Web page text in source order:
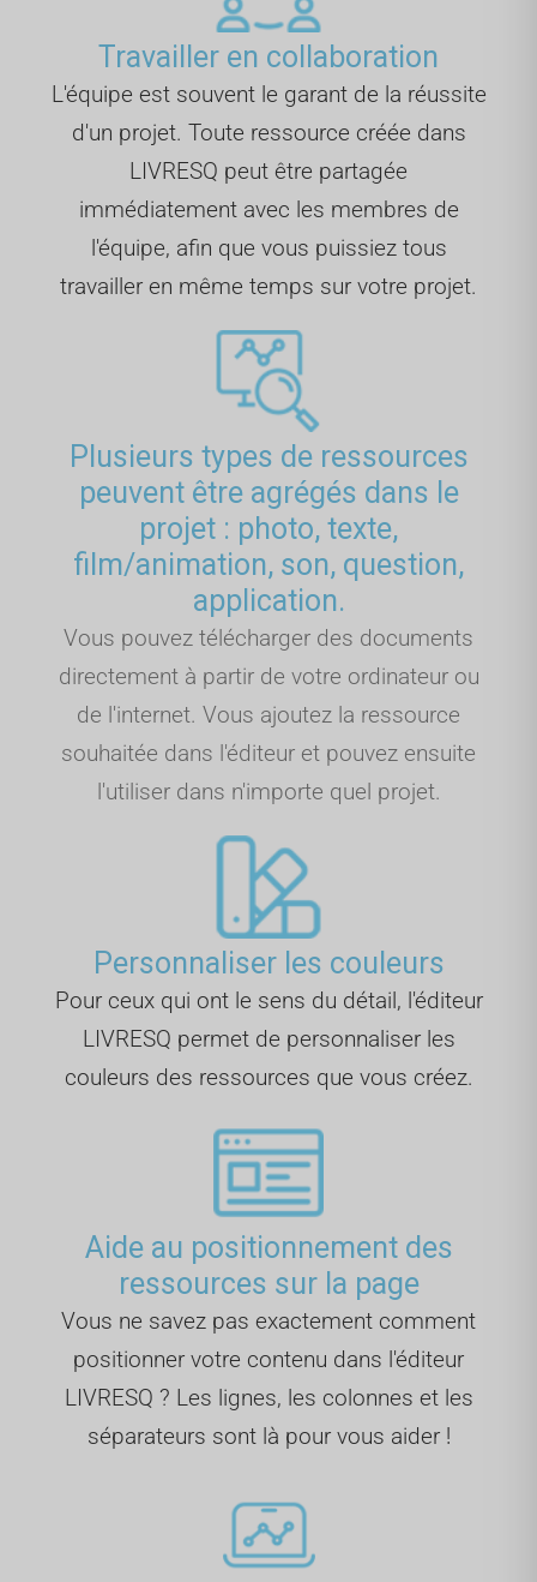
Travailler en collaboration
L'équipe est souvent le garant de la réussite
d'un projet. Toute ressource créée dans
LIVRESQ peut être partagée
immédiatement avec les membres de
l'équipe, afin que vous puissiez tous
travailler en même temps sur votre projet.
Plusieurs types de ressources
peuvent être agrégés dans le
projet : photo, texte,
film/animation, son, question,
application.
Vous pouvez télécharger des documents
directement à partir de votre ordinateur ou
de l'internet. Vous ajoutez la ressource
souhaitée dans l'éditeur et pouvez ensuite
l'utiliser dans n'importe quel projet.
Personnaliser les couleurs
Pour ceux qui ont le sens du détail, l'éditeur
LIVRESQ permet de personnaliser les
couleurs des ressources que vous créez.
Aide au positionnement des
ressources sur la page
Vous ne savez pas exactement comment
positionner votre contenu dans l'éditeur
LIVRESQ ? Les lignes, les colonnes et les
séparateurs sont là pour vous aider !